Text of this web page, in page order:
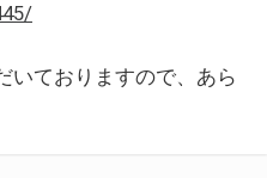
いておりますので、あら